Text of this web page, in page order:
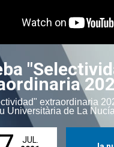
extraordinaria
Universitària de La Nucía
JUL.